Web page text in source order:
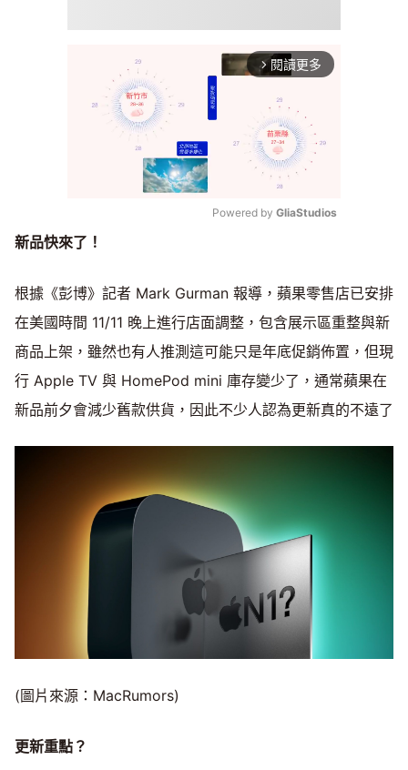
arrow_forward_ios 閱讀更多
Powered by GliaStudios
新品快來了！
根據《彭博》記者 Mark Gurman 報導，蘋果零售店已安排
在美國時間 11/11 晚上進行店面調整，包含展示區重整與新
商品上架，雖然也有人推測這可能只是年底促銷佈置，但現
行 Apple TV 與 HomePod mini 庫存變少了，通常蘋果在
新品前夕會減少舊款供貨，因此不少人認為更新真的不遠了
(圖片來源：MacRumors)
更新重點？